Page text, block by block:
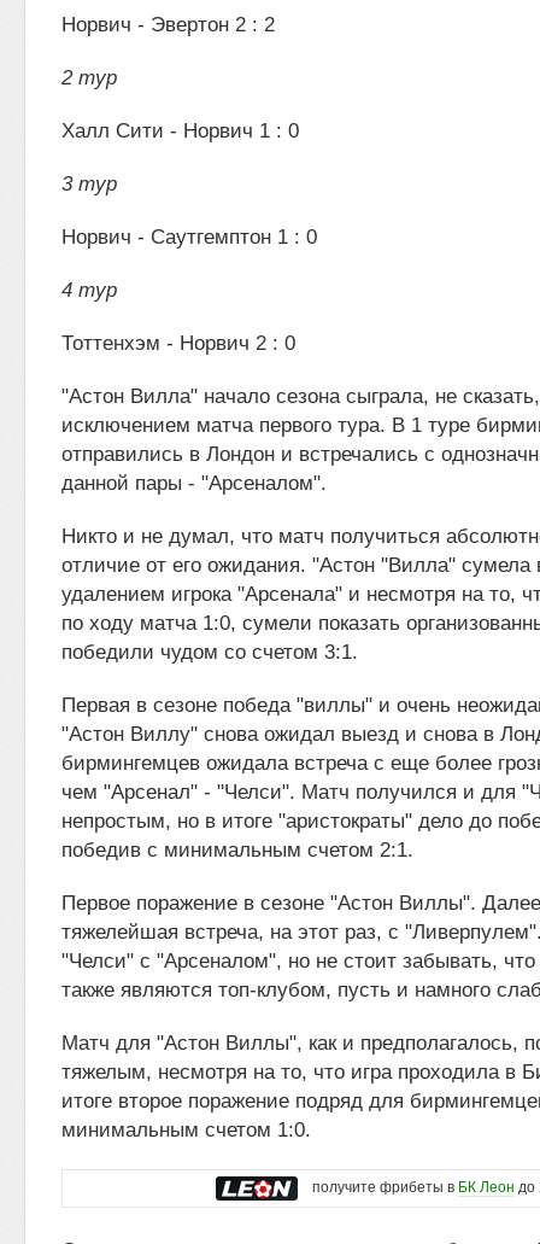
Норвич - Эвертон 2 : 2
2 тур
Халл Сити - Норвич 1 : 0
3 тур
Норвич - Саутгемптон 1 : 0
4 тур
Тоттенхэм - Норвич 2 : 0
"Астон Вилла" начало сезона сыграла, не
исключением матча первого тура. В 1 туре
отправились в Лондон и встречались с
данной пары - "Арсеналом".
Никто и не думал, что матч получиться
отличие от его ожидания. "Астон "Вилла" сумела
удалением игрока "Арсенала" и несмотря на то,
по ходу матча 1:0, сумели показать
победили чудом со счетом 3:1.
Первая в сезоне победа "виллы" и очень
"Астон Виллу" снова ожидал выезд и снова в
бирмингемцев ожидала встреча с еще более
чем "Арсенал" - "Челси". Матч получился и для
непростым, но в итоге "аристократы" дело до
победив с минимальным счетом 2:1.
Первое поражение в сезоне "Астон Виллы".
тяжелейшая встреча, на этот раз, с
"Челси" с "Арсеналом", но не стоит забывать,
также являются топ-клубом, пусть и намного
Матч для "Астон Виллы", как и предполагалось,
тяжелым, несмотря на то, что игра проходила в
итоге второе поражение подряд для
минимальным счетом 1:0.
получите фрибеты в БК Леон до